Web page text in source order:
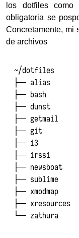
los dotfiles como
obligatoria se
Concretamente, mi
de archivos
~/dotfiles
├── alias
├── bash
├── dunst
├── getmail
├── git
├── i3
├── irssi
├── newsboat
├── sublime
├── xmodmap
├── xresources